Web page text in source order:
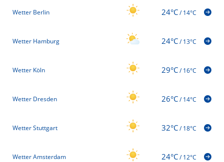
Wetter Berlin 24°C/14°C
Wetter Hamburg 24°C/13°C
Wetter Köln 29°C/16°C
Wetter Dresden 26°C/14°C
Wetter Stuttgart 32°C/18°C
Wetter Amsterdam 24°C/12°C